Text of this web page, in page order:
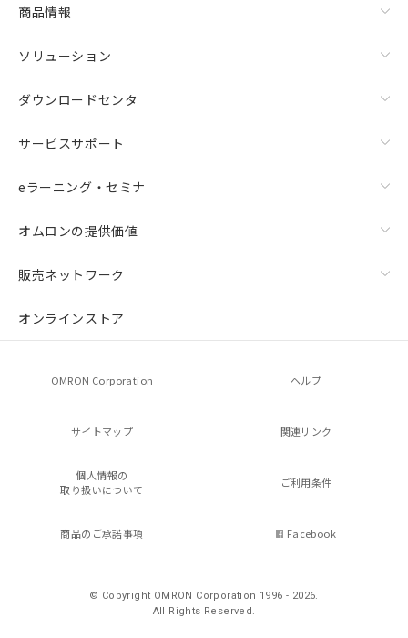
商品情報
ソリューション
ダウンロードセンタ
サービスサポート
eラーニング・セミナ
オムロンの提供価値
販売ネットワーク
オンラインストア
OMRON Corporation ヘルプ
サイトマップ 関連リンク
個人情報の
取り扱いについて
ご利用条件
商品のご承諾事項 Facebook
© Copyright OMRON Corporation 1996 - 2026.
All Rights Reserved.